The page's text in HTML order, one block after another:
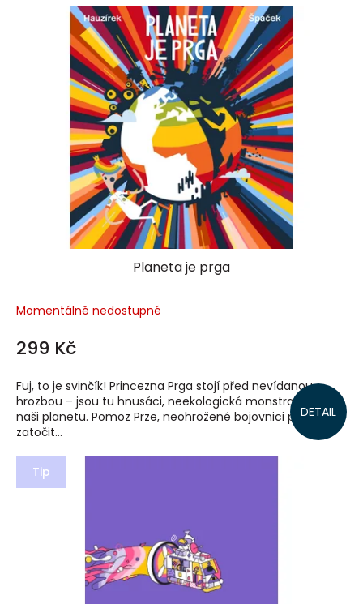
Planeta je prga
Momentálně nedostupné
299 Kč
DETAIL
Fuj, to je svinčík! Princezna Prga stojí před nevídanou
hrozbou – jsou tu hnusáci, neekologická monstra ničící
naši planetu. Pomoz Prze, neohrožené bojovnici proti zlu,
zatočit...
Tip